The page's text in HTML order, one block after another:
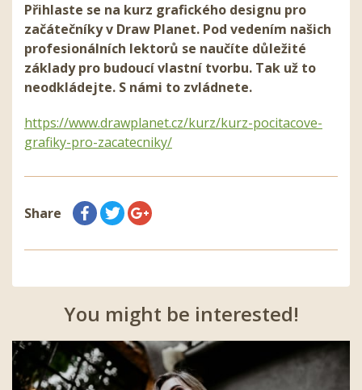
Přihlaste se na kurz grafického designu pro
začátečníky v Draw Planet. Pod vedením našich
profesionálních lektorů se naučíte důležité
základy pro budoucí vlastní tvorbu. Tak už to
neodkládejte. S námi to zvládnete.
https://www.drawplanet.cz/kurz/kurz-pocitacove-
grafiky-pro-zacatecniky/
Share
You might be interested!